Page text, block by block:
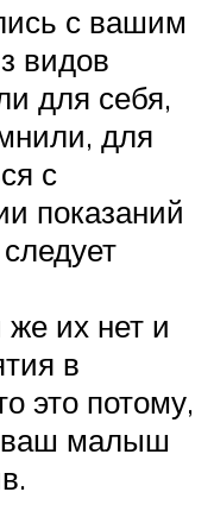
с вашим
видов
для себя,
для
с
показаний
их нет и
в
это потому,
ваш малыш